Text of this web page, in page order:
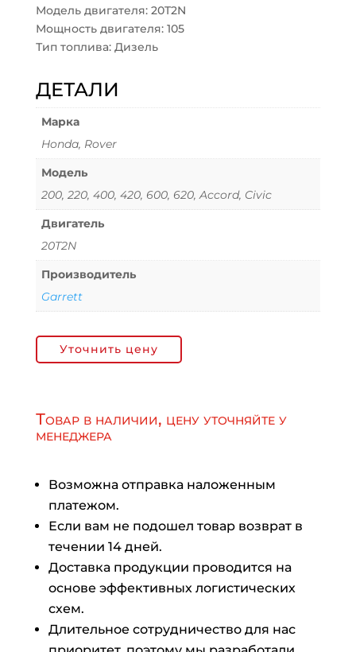
Модель двигателя: 20T2N
Мощность двигателя: 105
Тип топлива: Дизель
ДЕТАЛИ
Марка
Honda, Rover
Модель
200, 220, 400, 420, 600, 620, Accord, Civic
Двигатель
20T2N
Производитель
Garrett
Уточнить цену
Товар в наличии, цену уточняйте у
менеджера
Возможна отправка наложенным
платежом.
Если вам не подошел товар возврат в
течении 14 дней.
Доставка продукции проводится на
основе эффективных логистических
схем.
Длительное сотрудничество для нас